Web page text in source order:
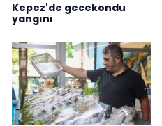
Kepez'de gecekondu
yangını